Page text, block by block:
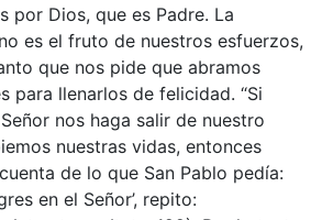
por Dios, que es Padre. La
es el fruto de nuestros esfuerzos,
que nos pide que abramos
para llenarlos de felicidad. “Si
nos haga salir de nuestro
nuestras vidas, entonces
de lo que San Pablo pedía:
en el Señor’, repito: